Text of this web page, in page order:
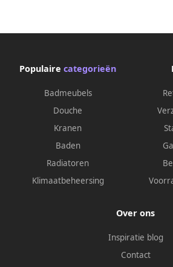
Populaire categorieën
Badmeubels
Douche
Kranen
Baden
Radiatoren
Klimaatbeheersing
Over ons
Inspiratie blog
Contact